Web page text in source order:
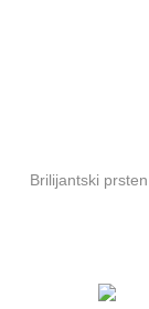
Brilijantski